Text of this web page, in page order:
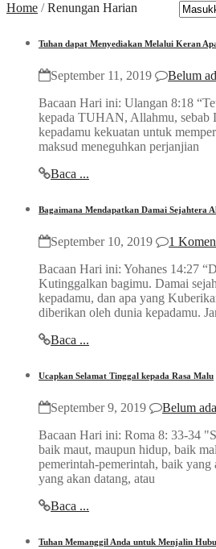
Home /Renungan Harian
Tuhan dapat Menyediakan Melalui Keran
September 11, 2019 Belum
Bacaan Hari ini: Ulangan 8:18
kepada TUHAN, Allahmu, sebab
kepadamu kekuatan untuk
maksud meneguhkan perjanjian
Baca ...
Bagaimana Mendapatkan Damai Sejahtera
September 10, 2019 1
Bacaan Hari ini: Yohanes 14:27
Kutinggalkan bagimu. Damai
kepadamu, dan apa yang
diberikan oleh dunia kepadamu.
Baca ...
Ucapkan Selamat Tinggal kepada Rasa Malu
September 9, 2019 Belum
Bacaan Hari ini: Roma 8: 33-34
baik maut, maupun hidup, baik
pemerintah-pemerintah, baik yang
yang akan datang, atau
Baca ...
Tuhan Memanggil Anda untuk Menjalin